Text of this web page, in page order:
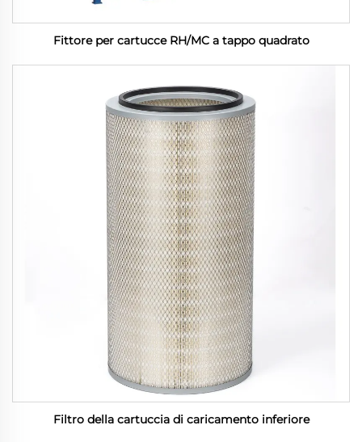
Fittore per cartucce RH/MC a tappo quadrato
Filtro della cartuccia di caricamento inferiore